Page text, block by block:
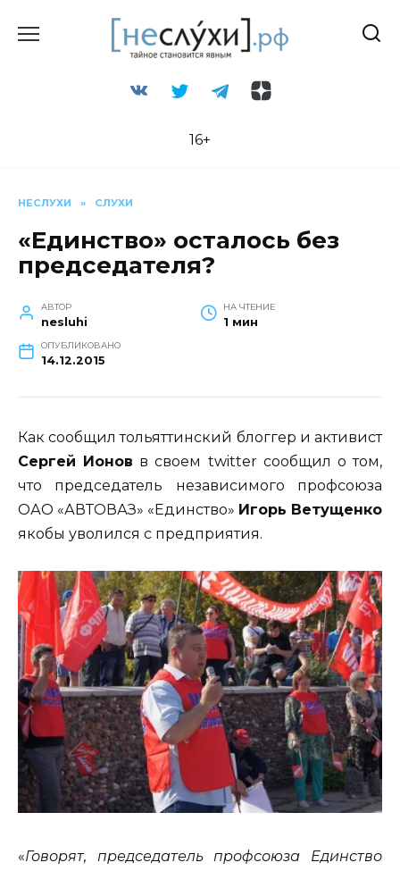
16+
НЕСЛУХИ » СЛУХИ
«Единство» осталось без
председателя?
АВТОР
nesluhi
НА ЧТЕНИЕ
1 мин
ОПУБЛИКОВАНО
14.12.2015
Как сообщил тольяттинский блоггер и активист
Сергей Ионов в своем twitter сообщил о том,
что председатель независимого профсоюза
ОАО «АВТОВАЗ» «Единство» Игорь Ветущенко
якобы уволился с предприятия.
«Говорят, председатель профсоюза Единство